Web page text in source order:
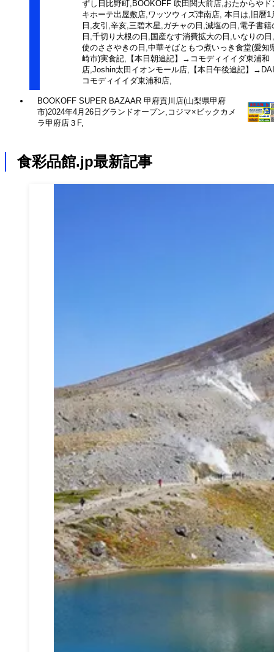
ずし日比野町,BOOKOFF 吹田関大前店,おたからやド
キホーテ出屋敷店,ワッツウィズ津南店, 本日は,旧暦1
日,友引,辛亥,三碧木星,ガチャの日,減塩の日,電子書籍
日,千切り大根の日,国産なす消費拡大の日,いなりの
使のささやきの日,中華そばともつ煮いっき食堂(愛知
崎市)実食記,【本日朝追記】→コモディイイダ東浦和
店,Joshin太田イオンモール店,【本日午後追記】
コモディイイダ東浦和店,
BOOKOFF SUPER BAZAAR 甲府貢川店(山梨県甲府
市)2024年4月26日グランドオープン,コジマ×ビックカメ
ラ甲府店３F,
食彩品館.jp最新記事